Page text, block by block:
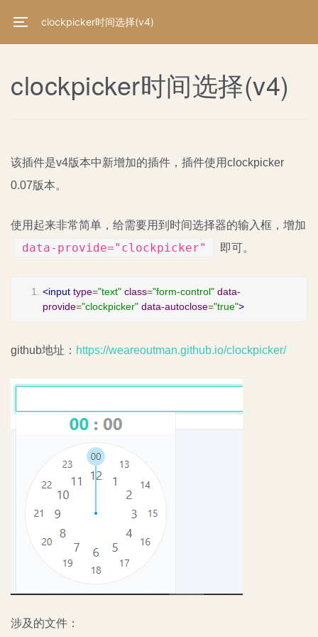
clockpicker时间选择(v4)
clockpicker时间选择(v4)
该插件是v4版本中新增加的插件，插件使用clockpicker
0.07版本。
使用起来非常简单，给需要用到时间选择器的输入框，增加
data-provide="clockpicker" 即可。
<input type="text" class="form-control" data-
provide="clockpicker" data-autoclose="true">
github地址： https://weareoutman.github.io/clockpicker/
涉及的文件：